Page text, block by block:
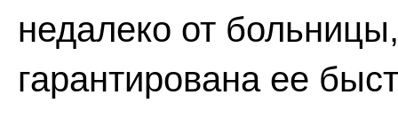
недалеко от
гарантирована ее